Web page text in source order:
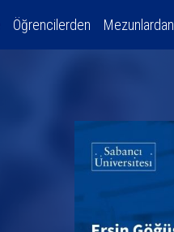
Öğrencilerden Mezunlardan